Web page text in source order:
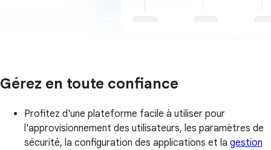
Gérez en toute confiance
Profitez d'une plateforme facile à utiliser pour
l'approvisionnement des utilisateurs, les paramètres de
sécurité, la configuration des applications et la gestion